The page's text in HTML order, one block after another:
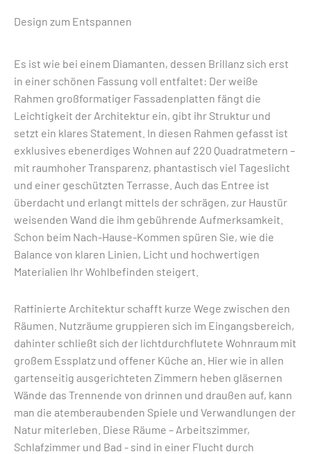
Design zum Entspannen
Es ist wie bei einem Diamanten, dessen Brillanz sich erst
in einer schönen Fassung voll entfaltet: Der weiße
Rahmen großformatiger Fassadenplatten fängt die
Leichtigkeit der Architektur ein, gibt ihr Struktur und
setzt ein klares Statement. In diesen Rahmen gefasst ist
exklusives ebenerdiges Wohnen auf 220 Quadratmetern –
mit raumhoher Transparenz, phantastisch viel Tageslicht
und einer geschützten Terrasse. Auch das Entree ist
überdacht und erlangt mittels der schrägen, zur Haustür
weisenden Wand die ihm gebührende Aufmerksamkeit.
Schon beim Nach-Hause-Kommen spüren Sie, wie die
Balance von klaren Linien, Licht und hochwertigen
Materialien Ihr Wohlbefinden steigert.
Raffinierte Architektur schafft kurze Wege zwischen den
Räumen. Nutzräume gruppieren sich im Eingangsbereich,
dahinter schließt sich der lichtdurchflutete Wohnraum mit
großem Essplatz und offener Küche an. Hier wie in allen
gartenseitig ausgerichteten Zimmern heben gläsernen
Wände das Trennende von drinnen und draußen auf, kann
man die atemberaubenden Spiele und Verwandlungen der
Natur miterleben. Diese Räume – Arbeitszimmer,
Schlafzimmer und Bad - sind in einer Flucht durch